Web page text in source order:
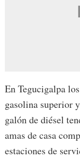
En Tegucigalpa
gasolina superior
galón de diésel
amas de casa
estaciones de